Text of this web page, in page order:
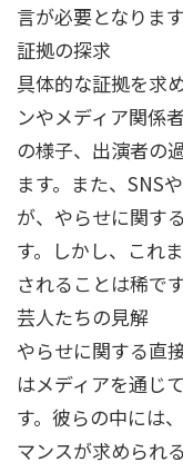
言が必要となります
証拠の探求
具体的な証拠を求
ンやメディア関係
の様子、出演者の
ます。また、SNS
が、やらせに関す
す。しかし、これ
されることは稀です
芸人たちの見解
やらせに関する直
はメディアを通じ
す。彼らの中には
マンスが求められ